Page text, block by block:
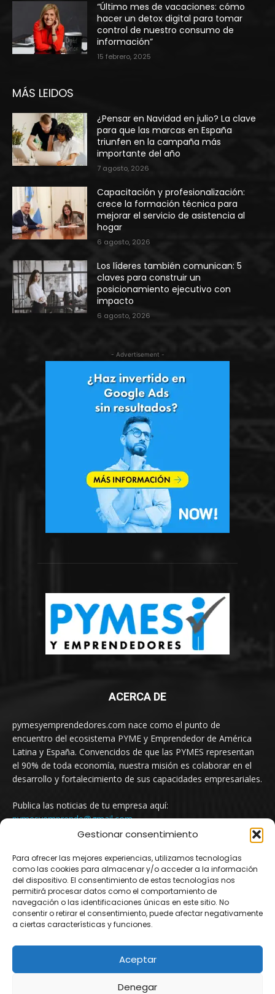
Gestionar consentimiento
Para ofrecer las mejores experiencias, utilizamos tecnologías
como las cookies para almacenar y/o acceder a la información
del dispositivo. El consentimiento de estas tecnologías nos
permitirá procesar datos como el comportamiento de
navegación o las identificaciones únicas en este sitio. No
consentir o retirar el consentimiento, puede afectar negativamente
a ciertas características y funciones.
Aceptar
Denegar
“Último mes de vacaciones: cómo
hacer un detox digital para tomar
control de nuestro consumo de
información”
15 febrero, 2025
MÁS LEIDOS
¿Pensar en Navidad en julio? La clave
para que las marcas en España
triunfen en la campaña más
importante del año
7 agosto, 2026
Capacitación y profesionalización:
crece la formación técnica para
mejorar el servicio de asistencia al
hogar
6 agosto, 2026
Los líderes también comunican: 5
claves para construir un
posicionamiento ejecutivo con
impacto
6 agosto, 2026
- Advertisement -
ACERCA DE
pymesyemprendedores.com nace como el punto de
encuentro del ecosistema PYME y Emprendedor de América
Latina y España. Convencidos de que las PYMES representan
el 90% de toda economía, nuestra misión es colaborar en el
desarrollo y fortalecimiento de sus capacidades empresariales.
Publica las noticias de tu empresa aquí:
pymesyemprende@gmail.com
SÍGUENOS
© Newspaper WordPress Theme by TagDiv
Uruguay Chile